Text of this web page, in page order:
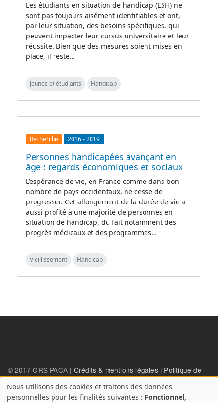
Les étudiants en situation de handicap (ESH) ne
sont pas toujours aisément identifiables et ont,
par leur situation, des besoins spécifiques, qui
peuvent impacter leur cursus universitaire et leur
réussite. Bien que des mesures soient mises en
place, il reste…
Jeunes et étudiants Handicap
Recherche 2016-2019
Personnes handicapées avançant en
âge : regards économiques et sociaux
L’espérance de vie, en France comme dans bon
nombre de pays occidentaux, ne cesse de
progresser. Cet allongement de la durée de vie a
aussi profité à une majorité de personnes en
situation de handicap, du fait notamment des
progrès médicaux et des programmes…
Vieillissement Handicap
© 2017 ORS PACA | Crédits & mentions légales| Politique de
confidentialité
A
Nous utilisons des cookies et traitons des données
personnelles pour les finalités suivantes : Fonctionnel,